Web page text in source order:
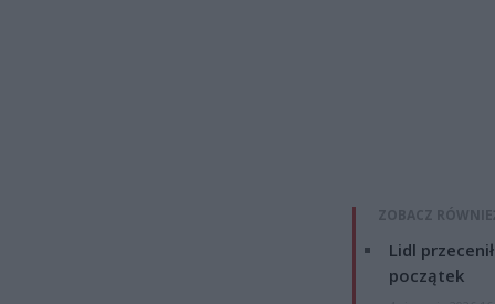
ZOBACZ
Lidl
początek